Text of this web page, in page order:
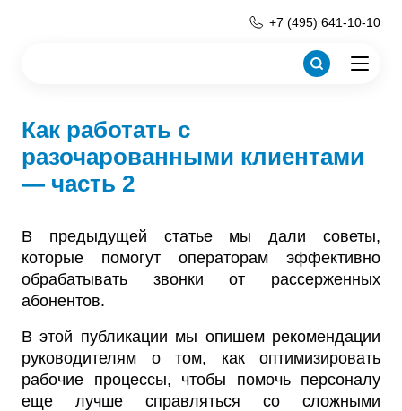
+7 (495) 641-10-10
Как работать с
разочарованными клиентами
— часть 2
В предыдущей статье мы дали советы,
которые помогут операторам эффективно
обрабатывать звонки от рассерженных
абонентов.
В этой публикации мы опишем рекомендации
руководителям о том, как оптимизировать
рабочие процессы, чтобы помочь персоналу
еще лучше справляться со сложными